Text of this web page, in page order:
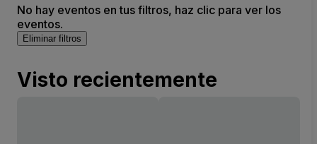
No hay eventos en tus filtros, haz clic para ver los
eventos.
Eliminar filtros
Visto recientemente